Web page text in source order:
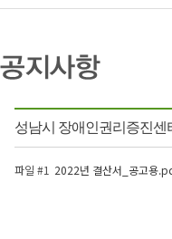
성남시 장애인권리증진센
파일 #1 2022년 결산서_공고용